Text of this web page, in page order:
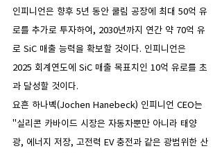
인피니언은 향후 5년 동안 쿨림 공장에 최대 50억 유
로를 추가로 투자하여, 2030년까지 연간 약 70억 유
로 SiC 매출 능력을 확보할 것이다. 인피니언은
2025 회계연도에 SiC 매출 목표치인 10억 유로를 초
과 달성할 것이다.
요흔 하나벡(Jochen Hanebeck) 인피니언 CEO는
"실리콘 카바이드 시장은 자동차뿐만 아니라 태양
광, 에너지 저장, 고전력 EV 충전과 같은 광범위한 산